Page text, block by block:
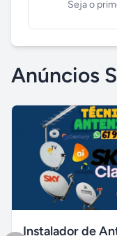
Seja o
Anúncios